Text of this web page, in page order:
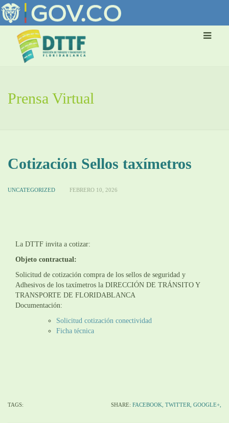
Prensa Virtual
Cotización Sellos taxímetros
UNCATEGORIZED FEBRERO 10, 2026
La DTTF invita a cotizar:
Objeto contractual:
Solicitud de cotización compra de los sellos de seguridad y
Adhesivos de los taxímetros la DIRECCIÓN DE TRÁNSITO Y
TRANSPORTE DE FLORIDABLANCA
Documentación:
Solicitud cotización conectividad
Ficha técnica
TAGS: SHARE: FACEBOOK, TWITTER, GOOGLE+,